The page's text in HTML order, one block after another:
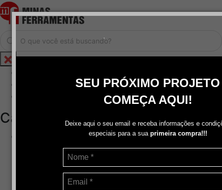
.
SEU PRÓXIMO PROJETO
COMEÇA AQUI!
Deixe aqui o seu email e receba informações e
especiais para a sua primeira compra!!!
Cadastrar / Logar
Central de Atendimento
Categorias
Disco de Corte
Disco de Corte e Desbaste-Dupla Aplicação
Disco de Desbaste
Escovas de Aço